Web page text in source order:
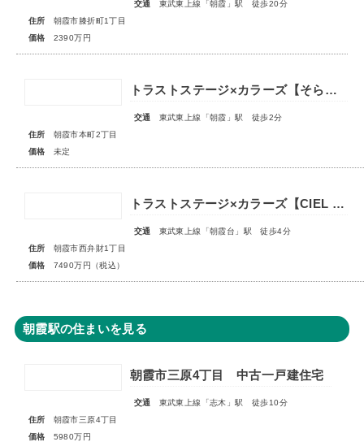
交通
東武東上線「朝霞」駅 徒歩20分
住所
朝霞市膝折町1丁目
価格
2390万円
トラストステージ×カラーズ【そらいろ空間】朝霞市本町2丁目14期 全3棟◇販売予告◇
交通
東武東上線「朝霞」駅 徒歩2分
住所
朝霞市本町2丁目
価格
未定
トラストステージ×カラーズ【CIEL VILLA】朝霞市西弁財1丁目2期 ★限定1棟 販売開始★
交通
東武東上線「朝霞台」駅 徒歩4分
住所
朝霞市西弁財1丁目
価格
7490万円（税込）
朝霞駅の住まいを見る
朝霞市三原4丁目 中古一戸建住宅
交通
東武東上線「志木」駅 徒歩10分
住所
朝霞市三原4丁目
価格
5980万円